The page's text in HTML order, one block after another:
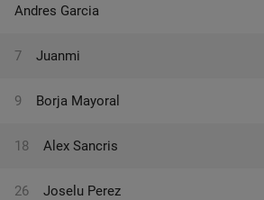
Andres Garcia
7 Juanmi
9 Borja Mayoral
18 Alex Sancris
26 Joselu Perez